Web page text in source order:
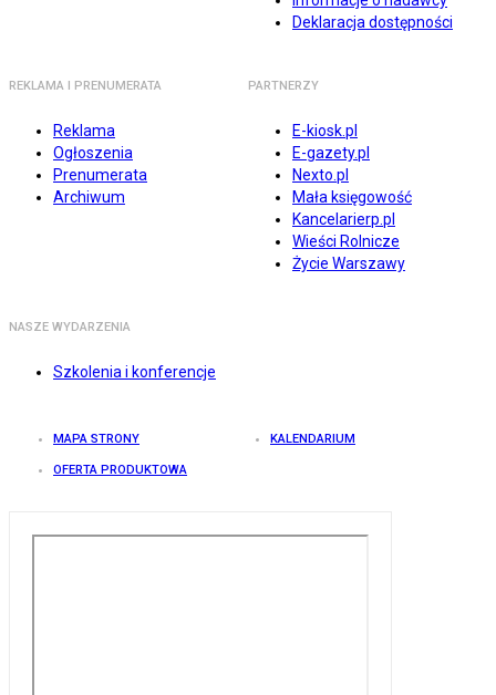
Deklaracja dostępności
REKLAMA I PRENUMERATA
Reklama
Ogłoszenia
Prenumerata
Archiwum
PARTNERZY
E-kiosk.pl
E-gazety.pl
Nexto.pl
Mała księgowość
Kancelarierp.pl
Wieści Rolnicze
Życie Warszawy
NASZE WYDARZENIA
Szkolenia i konferencje
MAPA STRONY KALENDARIUM
OFERTA PRODUKTOWA